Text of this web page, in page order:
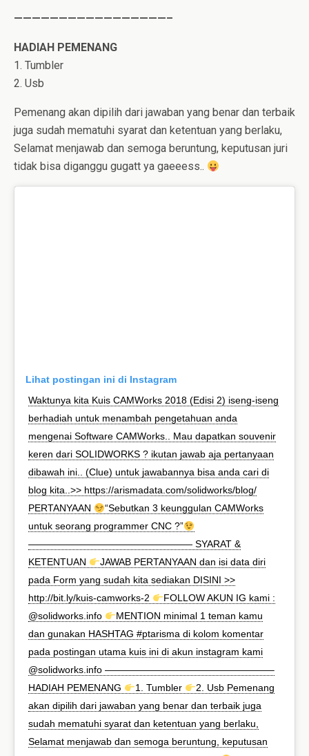
—————————————————–
HADIAH PEMENANG
1. Tumbler
2. Usb
Pemenang akan dipilih dari jawaban yang benar dan terbaik
juga sudah mematuhi syarat dan ketentuan yang berlaku,
Selamat menjawab dan semoga beruntung, keputusan juri
tidak bisa diganggu gugatt ya gaeeess..
Lihat postingan ini di Instagram
Waktunya kita Kuis CAMWorks 2018 (Edisi 2) iseng-iseng
berhadiah untuk menambah pengetahuan anda
mengenai Software CAMWorks.. Mau dapatkan souvenir
keren dari SOLIDWORKS ? ikutan jawab aja pertanyaan
dibawah ini.. (Clue) untuk jawabannya bisa anda cari di
blog kita..>> https://arismadata.com/solidworks/blog/
PERTANYAAN
“Sebutkan 3 keunggulan CAMWorks
untuk seorang programmer CNC ?”
————————————————— SYARAT &
KETENTUAN
JAWAB PERTANYAAN dan isi data diri
pada Form yang sudah kita sediakan DISINI >>
http://bit.ly/kuis-camworks-2
FOLLOW AKUN IG kami :
@solidworks.info
MENTION minimal 1 teman kamu
dan gunakan HASHTAG #ptarisma di kolom komentar
pada postingan utama kuis ini di akun instagram kami
@solidworks.info —————————————————–
HADIAH PEMENANG
1. Tumbler
2. Usb Pemenang
akan dipilih dari jawaban yang benar dan terbaik juga
sudah mematuhi syarat dan ketentuan yang berlaku,
Selamat menjawab dan semoga beruntung, keputusan